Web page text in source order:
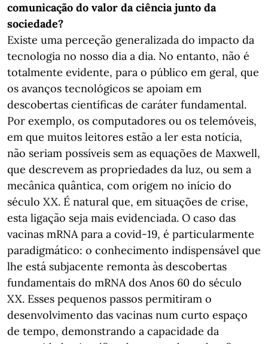
comunicação do valor da ciência junto da
sociedade?
Existe uma perceção generalizada do impacto da
tecnologia no nosso dia a dia. No entanto, não é
totalmente evidente, para o público em geral, que
os avanços tecnológicos se apoiam em
descobertas científicas de caráter fundamental.
Por exemplo, os computadores ou os telemóveis,
em que muitos leitores estão a ler esta notícia,
não seriam possíveis sem as equações de Maxwell,
que descrevem as propriedades da luz, ou sem a
mecânica quântica, com origem no início do
século XX. É natural que, em situações de crise,
esta ligação seja mais evidenciada. O caso das
vacinas mRNA para a covid-19, é particularmente
paradigmático: o conhecimento indispensável que
lhe está subjacente remonta às descobertas
fundamentais do mRNA dos Anos 60 do século
XX. Esses pequenos passos permitiram o
desenvolvimento das vacinas num curto espaço
de tempo, demonstrando a capacidade da